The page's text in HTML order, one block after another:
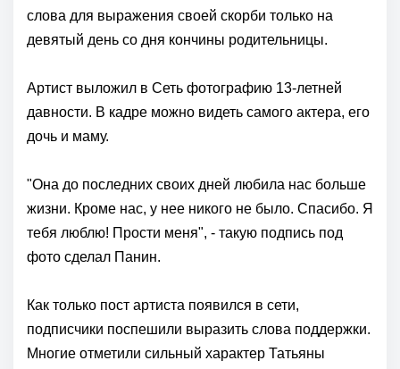
слова для выражения своей скорби только на
девятый день со дня кончины родительницы.
Артист выложил в Сеть фотографию 13-летней
давности. В кадре можно видеть самого актера, его
дочь и маму.
"Она до последних своих дней любила нас больше
жизни. Кроме нас, у нее никого не было. Спасибо. Я
тебя люблю! Прости меня", - такую подпись под
фото сделал Панин.
Как только пост артиста появился в сети,
подписчики поспешили выразить слова поддержки.
Многие отметили сильный характер Татьяны